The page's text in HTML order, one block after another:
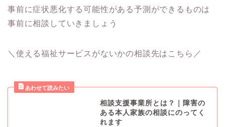
事前に症状悪化する可能性がある予測ができるものは
事前に相談していきましょう
＼使える福祉サービスがないかの相談先はこちら／
相談支援事業所とは？｜障害の
ある本人家族の相談にのってく
れます